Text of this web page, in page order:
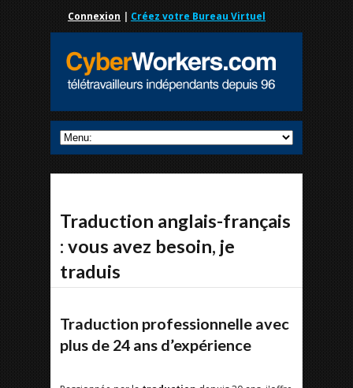
Connexion | Créez votre Bureau Virtuel
Traduction anglais-français
: vous avez besoin, je
traduis
Traduction professionnelle avec
plus de 24 ans d’expérience